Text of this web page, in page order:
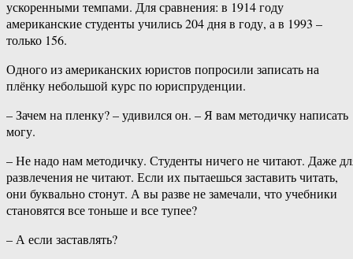
ускоренными темпами. Для сравнения: в 1914 году
американские студенты учились 204 дня в году, а в 1993 –
только 156.
Одного из американских юристов попросили записать на
плёнку небольшой курс по юриспруденции.
– Зачем на пленку? – удивился он. – Я вам методичку написать
могу.
– Не надо нам методичку. Студенты ничего не читают. Даже
развлечения не читают. Если их пытаешься заставить читать,
они буквально стонут. А вы разве не замечали, что учебники
становятся все тоньше и все тупее?
– А если заставлять?